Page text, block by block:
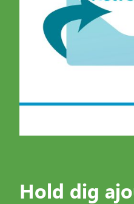
Hold dig